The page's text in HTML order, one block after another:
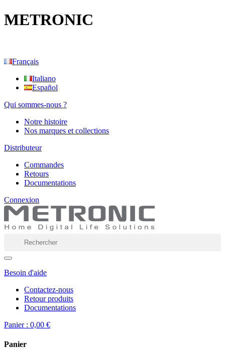
METRONIC
Français
Italiano
Español
Qui sommes-nous ?
Notre histoire
Nos marques et collections
Distributeur
Commandes
Retours
Documentations
Connexion
Besoin d'aide
Contactez-nous
Retour produits
Documentations
Panier : 0,00 €
Panier